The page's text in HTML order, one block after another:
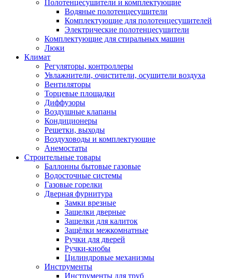
Полотенцесушители и комплектующие
Водяные полотенцесушители
Комплектующие для полотенцесушителей
Электрические полотенцесушители
Комплектующие для стиральных машин
Люки
Климат
Регуляторы, контроллеры
Увлажнители, очистители, осушители воздуха
Вентиляторы
Торцевые площадки
Диффузоры
Воздушные клапаны
Кондиционеры
Решетки, выходы
Воздуховоды и комплектующие
Анемостаты
Строительные товары
Баллонны бытовые газовые
Водосточные системы
Газовые горелки
Дверная фурнитура
Замки врезные
Защелки дверные
Защелки для калиток
Защёлки межкомнатные
Ручки для дверей
Ручки-кнобы
Цилиндровые механизмы
Инструменты
Инструменты для труб